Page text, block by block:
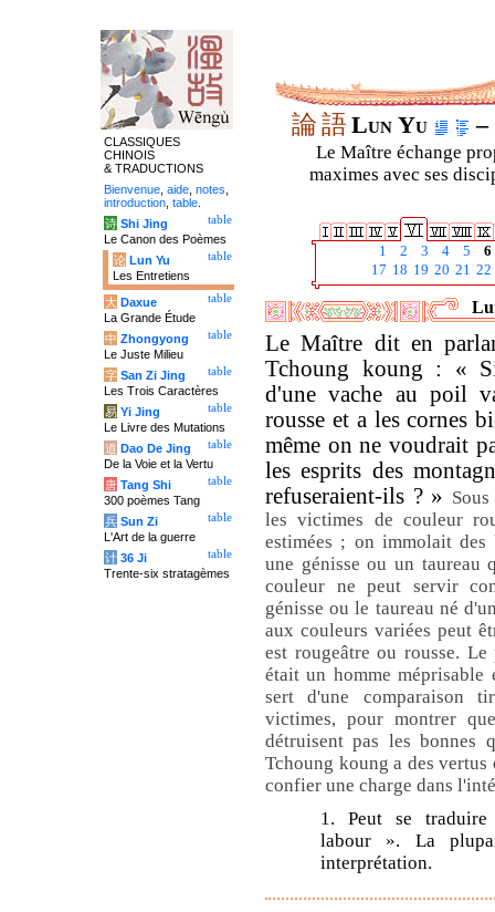
論語Lun Yu –
Le Maître échange
maximes avec ses
1 2 3 4 5
6
17 18 19 20 21 22
Le Maître dit en
Tchoung koung : «
d'une vache au poil
rousse et a les cornes
même on ne voudrait
les esprits des
refuseraient-ils ? »
les victimes de couleur
estimées ; on immolait
une génisse ou un taureau
couleur ne peut servir
génisse ou le taureau né
aux couleurs variées peut
est rougeâtre ou rousse.
était un homme
sert d'une comparaison
victimes, pour montrer
détruisent pas les
Tchoung koung a des
confier une charge dans
1. Peut se
labour ». La
interprétation.
CLASSIQUES
CHINOIS
& TRADUCTIONS
Bienvenue aide notes
introduction table
table
诗 Shi Jing
Le Canon des Poèmes
table
论 Lun Yu
Les Entretiens
table
大 Daxue
La Grande Étude
table
中 Zhongyong
Le Juste Milieu
table
字 San Zi Jing
Les Trois Caractères
table
易 Yi Jing
Le Livre des Mutations
table
道 Dao De Jing
De la Voie et la Vertu
table
唐 Tang Shi
300 poèmes Tang
table
兵 Sun Zi
L'Art de la guerre
table
计 36 Ji
Trente-six stratagèmes